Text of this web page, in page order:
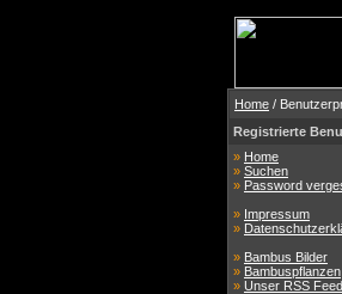
Home /
Registrierte
» Home
» Suchen
» Password
» Impressum
»
» Bambus Bilder
» Bambuspflanzen
» Unser RSS Feed